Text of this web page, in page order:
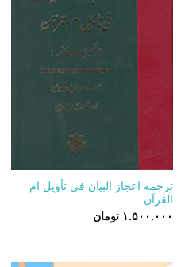
ترجمه اعجاز البیان فی تأویل ام
القرآن
۱.۵۰۰.۰۰۰ تومان